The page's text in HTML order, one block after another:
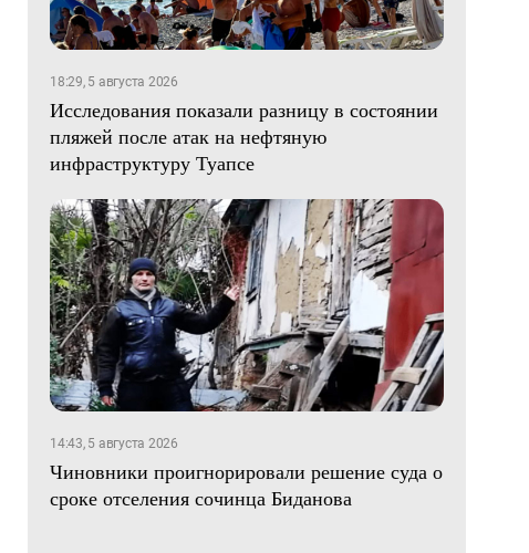
18:29, 5 августа 2026
Исследования показали разницу в состоянии
пляжей после атак на нефтяную
инфраструктуру Туапсе
14:43, 5 августа 2026
Чиновники проигнорировали решение суда о
сроке отселения сочинца Биданова